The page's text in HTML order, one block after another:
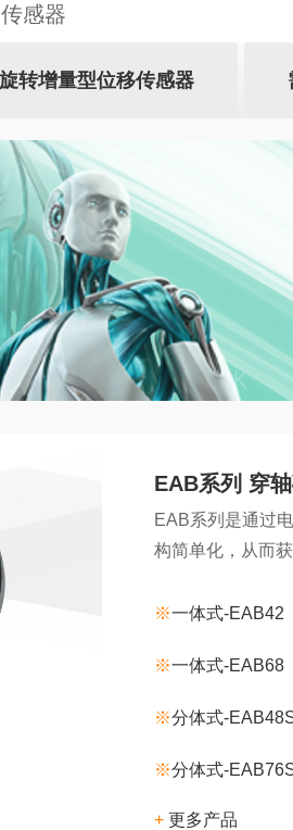
感器
旋转增量型位移传感器
EAB系列 穿
EAB系列是通过
构简单化，从而
※一体式-EAB42
※一体式-EAB68
※分体式-
※分体式-
+ 更多产品